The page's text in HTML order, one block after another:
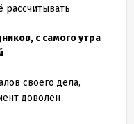
с самого утра
своего дела,
доволен